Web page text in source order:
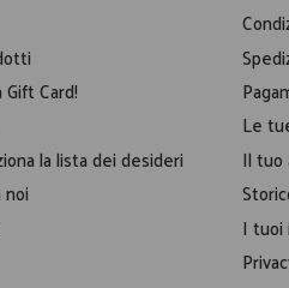
Gift Card!
la lista dei desideri
Le
Il tuo
I tuoi